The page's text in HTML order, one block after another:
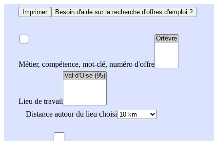
Imprimer Besoin d'aide sur la recherche d'offres d'emploi ?
Métier, compétence, mot-clé, numéro d'offre
Lieu de travail
Distance autour du lieu choisi